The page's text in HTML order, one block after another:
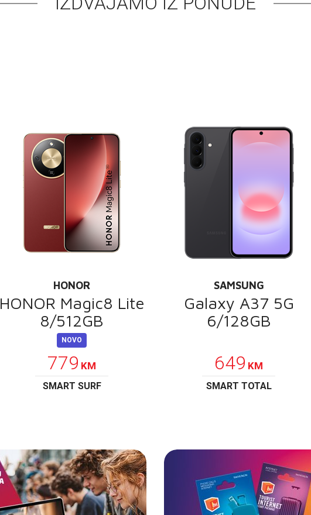
HONOR
HONOR Magic8 Lite
8/512GB
NOVO
779 KM
SMART SURF
SAMSUNG
Galaxy A37 5G
6/128GB
649 KM
SMART TOTAL